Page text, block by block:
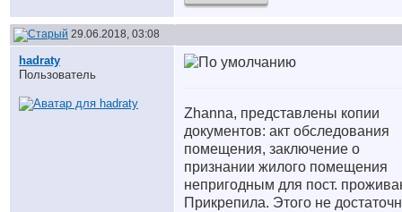
29.06.2018, 03:08
hadraty
Пользователь
Zhanna, представлены копии
документов: акт обследования
помещения, заключение о
признании жилого помещения
непригодным для пост.
Прикрепила. Этого не